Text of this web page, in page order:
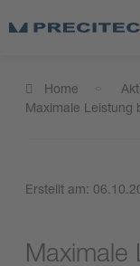
Home
Maximale Leistung
Erstellt am:
Maximale